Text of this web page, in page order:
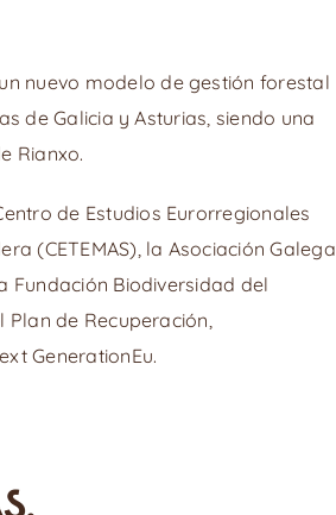
nuevo modelo de gestión forestal
de Galicia y Asturias, siendo una
Rianxo.
de Estudios Eurorregionales
(CETEMAS), la Asociación Galega
Fundación Biodiversidad del
de Recuperación,
GenerationEu.